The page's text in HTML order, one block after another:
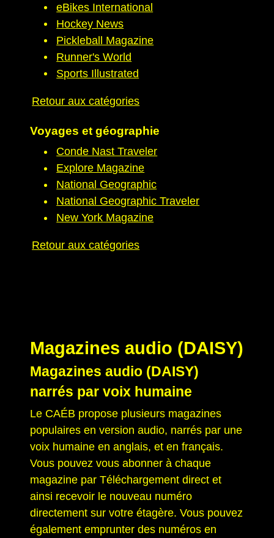
eBikes International
Hockey News
Pickleball Magazine
Runner's World
Sports Illustrated
Retour aux catégories
Voyages et géographie
Conde Nast Traveler
Explore Magazine
National Geographic
National Geographic Traveler
New York Magazine
Retour aux catégories
Magazines audio (DAISY)
Magazines audio (DAISY)
narrés par voix humaine
Le CAÉB propose plusieurs magazines
populaires en version audio, narrés par une
voix humaine en anglais, et en français.
Vous pouvez vous abonner à chaque
magazine par Téléchargement direct et
ainsi recevoir le nouveau numéro
directement sur votre étagère. Vous pouvez
également emprunter des numéros en